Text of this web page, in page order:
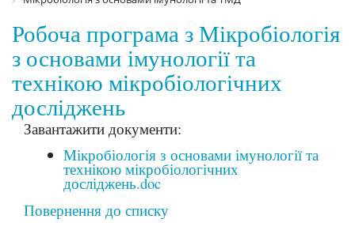
Робоча програма з Мікробіологія
з основами імунології та
технікою мікробіологічних
досліджень
Завантажити документи:
Мікробіологія з основами імунології та
технікою мікробіологічних
досліджень.doc
Повернення до списку